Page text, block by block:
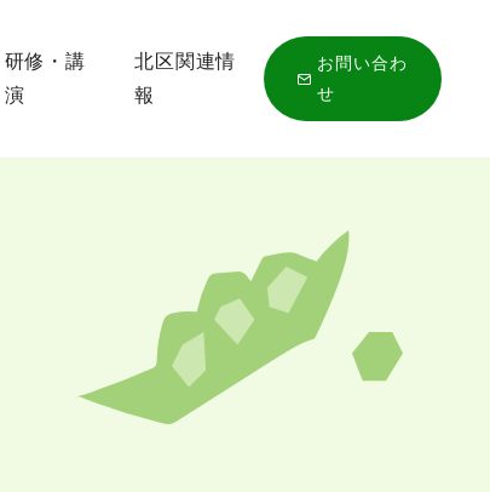
研修・講
演
北区関連情
報
お問い合わ
せ